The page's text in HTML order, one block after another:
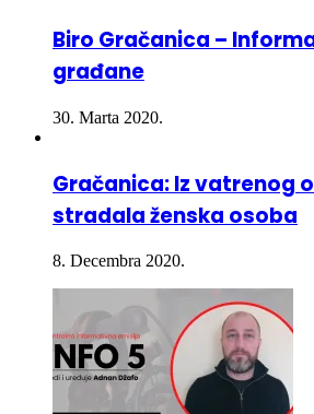
građane
30. Marta 2020.
stradala ženska osoba
8. Decembra 2020.